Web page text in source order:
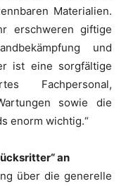
Materialien.
erschweren giftige
und
ist eine sorgfältige
Fachpersonal,
sowie die
enorm wichtig.“
an
über die generelle